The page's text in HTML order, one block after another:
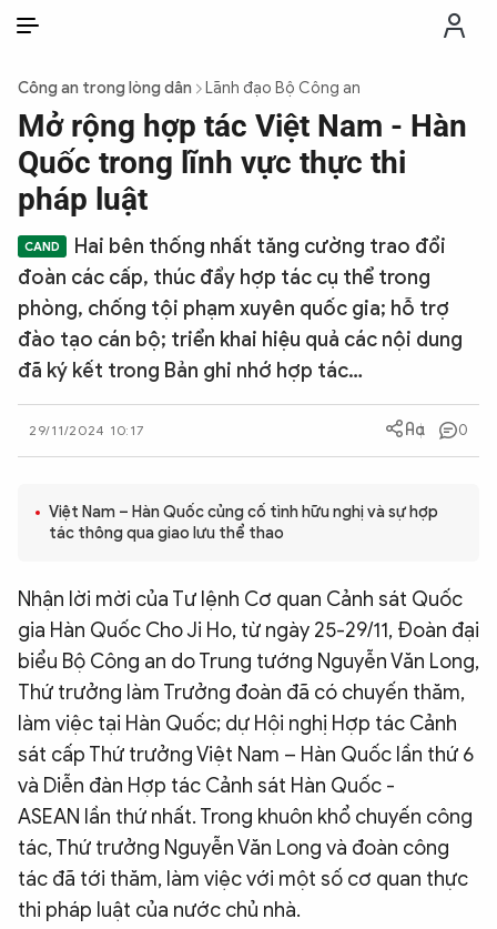
THỜI SỰ
CHỐNG DIỄN BIẾN HÒA BÌNH
CÔNG AN TRONG LÒNG DÂN
XÃ HỘI
PHÁP LUẬT
CÔNG NGHỆ
QUỐC TẾ
VĂN HÓA - THỂ THAO
BẠN ĐỌC & CAND
ĐA PHƯƠNG TIỆN
eMagazine
Video Ảnh
Infographic
Chuyên trang An ninh thế giới
Văn nghệ Công an
Chuyên đề
Công an trong lòng dân Lãnh đạo Bộ Công an
Mở rộng hợp tác Việt Nam - Hàn
Quốc trong lĩnh vực thực thi
pháp luật
Hai bên thống nhất tăng cường trao đổi
đoàn các cấp, thúc đẩy hợp tác cụ thể trong
phòng, chống tội phạm xuyên quốc gia; hỗ trợ
đào tạo cán bộ; triển khai hiệu quả các nội dung
đã ký kết trong Bản ghi nhớ hợp tác…
29/11/2024 10:17 0
Việt Nam – Hàn Quốc củng cố tình hữu nghị và sự hợp
tác thông qua giao lưu thể thao
Nhận lời mời của Tư lệnh Cơ quan Cảnh sát Quốc
gia Hàn Quốc Cho Ji Ho, từ ngày 25-29/11, Đoàn đại
biểu Bộ Công an do Trung tướng Nguyễn Văn Long,
Thứ trưởng làm Trưởng đoàn đã có chuyến thăm,
làm việc tại Hàn Quốc; dự Hội nghị Hợp tác Cảnh
sát cấp Thứ trưởng Việt Nam – Hàn Quốc lần thứ 6
và Diễn đàn Hợp tác Cảnh sát Hàn Quốc -
ASEAN lần thứ nhất. Trong khuôn khổ chuyến công
tác, Thứ trưởng Nguyễn Văn Long và đoàn công
tác đã tới thăm, làm việc với một số cơ quan thực
thi pháp luật của nước chủ nhà.